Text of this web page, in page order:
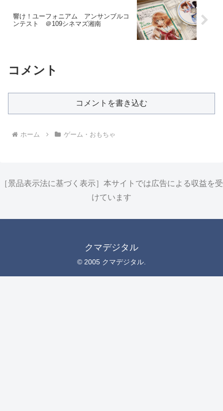
響け！ユーフォニアム アンサンブルコ
ンテスト ＠109シネマズ湘南
コメント
コメントを書き込む
ホーム ゲーム・おもちゃ
［景品表示法に基づく表示］本サイトでは広告による収益を受
けています
クマデジタル
© 2005 クマデジタル.